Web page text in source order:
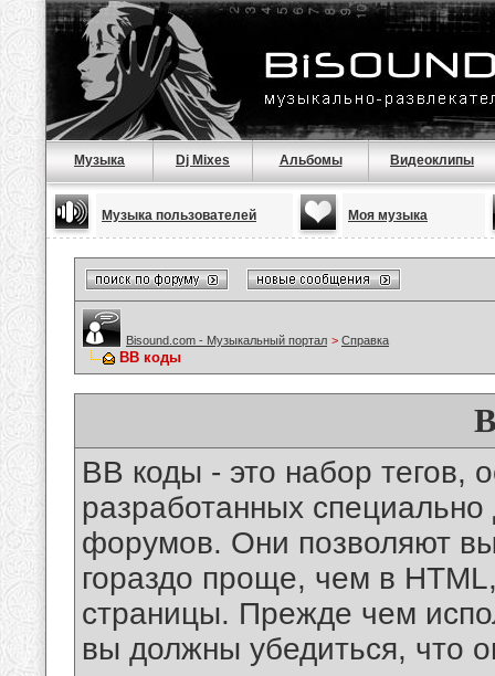
Музыка Dj Mixes Альбомы Видеоклипы
Музыка пользователей Моя музыка
Bisound.com - Музыкальный портал > Справка
BB коды
BB коды - это набор тегов,
разработанных
форумов. Они позволяют
гораздо проще, чем в
страницы. Прежде чем
вы должны убедиться, что